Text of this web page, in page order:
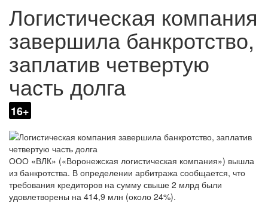
Логистическая компания
завершила банкротство,
заплатив четвертую
часть долга
16+
ООО «ВЛК» («Воронежская логистическая компания») вышла
из банкротства. В определении арбитража сообщается, что
требования кредиторов на сумму свыше 2 млрд были
удовлетворены на 414,9 млн (около 24%).